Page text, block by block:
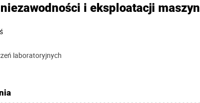
i eksploatacji maszyn
laboratoryjnych